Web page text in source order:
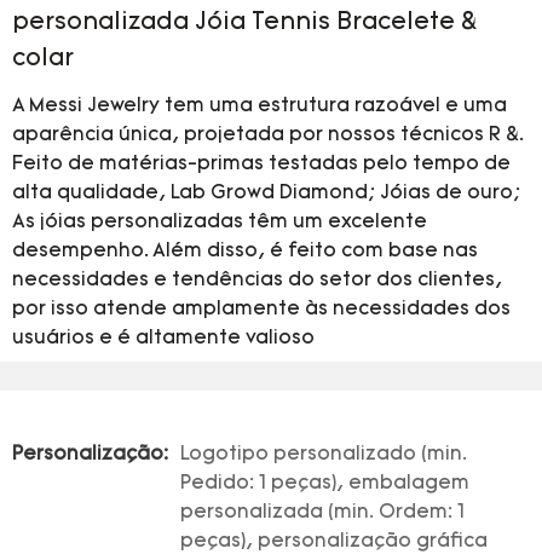
personalizada Jóia Tennis Bracelete &
colar
A Messi Jewelry tem uma estrutura razoável e uma
aparência única, projetada por nossos técnicos R &.
Feito de matérias-primas testadas pelo tempo de
alta qualidade, Lab Growd Diamond; Jóias de ouro;
As jóias personalizadas têm um excelente
desempenho. Além disso, é feito com base nas
necessidades e tendências do setor dos clientes,
por isso atende amplamente às necessidades dos
usuários e é altamente valioso
Personalização:
Logotipo personalizado (min.
Pedido: 1 peças), embalagem
personalizada (min. Ordem: 1
peças), personalização gráfica